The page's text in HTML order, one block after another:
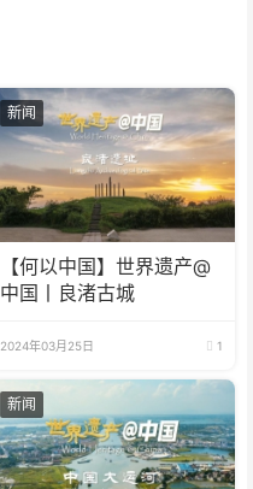
新闻
【何以中国】世界遗产@
中国丨良渚古城
2024年03月25日 1
新闻